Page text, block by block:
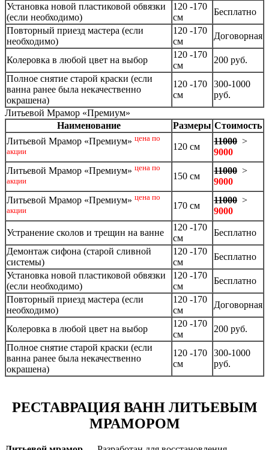
Установка новой пластиковой обвязки
(если необходимо)
120 -170
см
Бесплатно
Повторный приезд мастера (если
необходимо)
120 -170
см
Договорная
Колеровка в любой цвет на выбор
120 -170
см
200 руб.
Полное снятие старой краски (если
ванна ранее была некачественно
окрашена)
120 -170
см
300-1000
руб.
Литьевой Мрамор «Премиум»
Наименование
Размеры Стоимость
Литьевой Мрамор «Премиум» цена по
акции
120 см
11000 >
9000
Литьевой Мрамор «Премиум» цена по
акции
150 см
11000 >
9000
Литьевой Мрамор «Премиум» цена по
акции
170 см
11000 >
9000
Устранение сколов и трещин на ванне
120 -170
см
Бесплатно
Демонтаж сифона (старой сливной
системы)
120 -170
см
Бесплатно
Установка новой пластиковой обвязки
(если необходимо)
120 -170
см
Бесплатно
Повторный приезд мастера (если
необходимо)
120 -170
см
Договорная
Колеровка в любой цвет на выбор
120 -170
см
200 руб.
Полное снятие старой краски (если
ванна ранее была некачественно
окрашена)
120 -170
см
300-1000
руб.
РЕСТАВРАЦИЯ ВАНН ЛИТЬЕВЫМ
МРАМОРОМ